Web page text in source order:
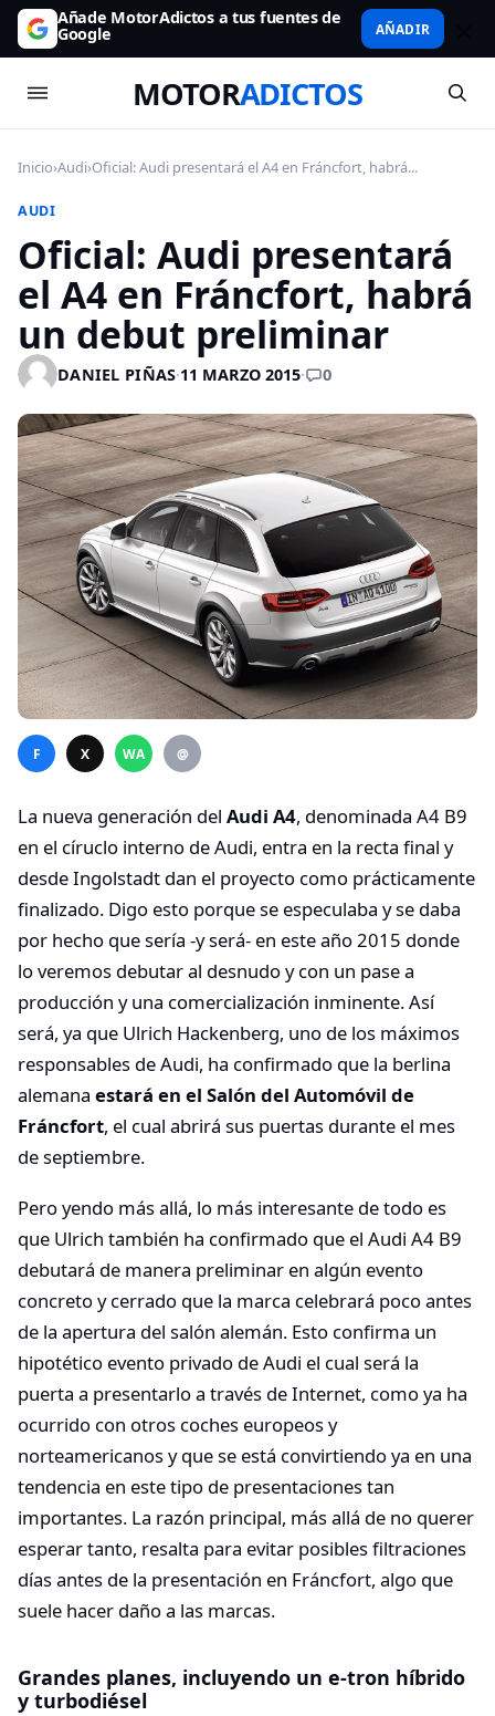
Añade MotorAdictos a tus fuentes de
Google AÑADIR
MOTORADICTOS
Inicio›Audi›Oficial: Audi presentará el A4 en Fráncfort, habrá...
AUDI
Oficial: Audi presentará
el A4 en Fráncfort, habrá
un debut preliminar
DANIEL PIÑAS·11 MARZO 2015· 0
F X WA @
La nueva generación del Audi A4, denominada A4 B9
en el círuclo interno de Audi, entra en la recta final y
desde Ingolstadt dan el proyecto como prácticamente
finalizado. Digo esto porque se especulaba y se daba
por hecho que sería -y será- en este año 2015 donde
lo veremos debutar al desnudo y con un pase a
producción y una comercialización inminente. Así
será, ya que Ulrich Hackenberg, uno de los máximos
responsables de Audi, ha confirmado que la berlina
alemana estará en el Salón del Automóvil de
Fráncfort, el cual abrirá sus puertas durante el mes
de septiembre.
Pero yendo más allá, lo más interesante de todo es
que Ulrich también ha confirmado que el Audi A4 B9
debutará de manera preliminar en algún evento
concreto y cerrado que la marca celebrará poco antes
de la apertura del salón alemán. Esto confirma un
hipotético evento privado de Audi el cual será la
puerta a presentarlo a través de Internet, como ya ha
ocurrido con otros coches europeos y
norteamericanos y que se está convirtiendo ya en una
tendencia en este tipo de presentaciones tan
importantes. La razón principal, más allá de no querer
esperar tanto, resalta para evitar posibles filtraciones
días antes de la presentación en Fráncfort, algo que
suele hacer daño a las marcas.
Grandes planes, incluyendo un e-tron híbrido
y turbodiésel